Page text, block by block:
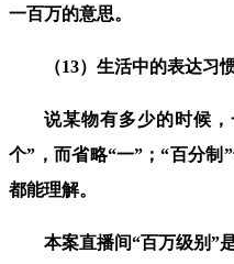
一百万的意思。
（13） 生活中的表达习
说某物有多少的时候
个” ，而省略“一” ；“百分制 ”
都能理解。
本案直播间“百万级别”